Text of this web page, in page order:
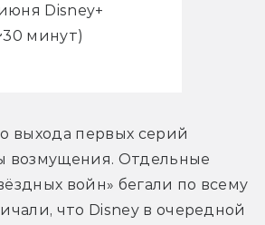
Disney+
минут)
выхода первых серий
возмущения. Отдельные
войн» бегали по всему
что Disney в очередной